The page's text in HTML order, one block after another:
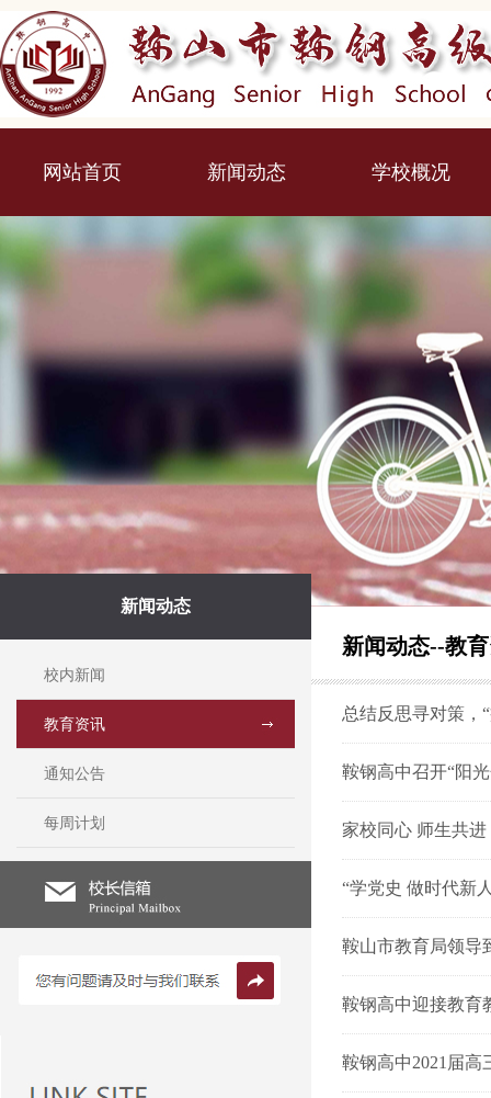
网站首页 新闻动态 学校概况
新闻动态
校内新闻
教育资讯
通知公告
每周计划
新闻动态--教
总结反思寻对策
鞍钢高中召开“阳
家校同心 师生共
“学党史 做时代新
鞍山市教育局领导
鞍钢高中迎接教育
鞍钢高中2021届高